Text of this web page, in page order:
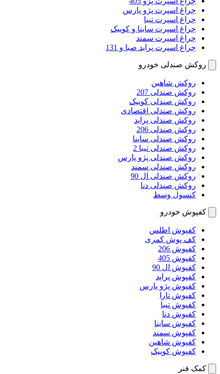
چراغ اسپرت پژو پارس
چراغ اسپرت تیبا
چراغ اسپرت ساینا و کوییک
چراغ اسپرت سمند
چراغ اسپرت پراید صبا و 131
روکش صندلی خودرو
روکش شاهین
روکش صندلی 207
روکش صندلی کوییک
روکش صندلی اقتصادی
روکش صندلی پراید
روکش صندلی 206
روکش صندلی ساینا
روکش صندلی تیبا 2
روکش صندلی پژو پارس
روکش صندلی سمند
روکش صندلی ال 90
روکش صندلی دنا
کنسول وسط
کفپوش خودرو
کفپوش اطلس
کف پوش کمری
کفپوش 206
کفپوش 405
کفپوش ال 90
کفپوش پراید
کفپوش پژو پارس
کفپوش تارا
کفپوش تیبا
کفپوش دنا
کفپوش ساینا
کفپوش سمند
کفپوش شاهین
کفپوش کوییک
کمک فنر